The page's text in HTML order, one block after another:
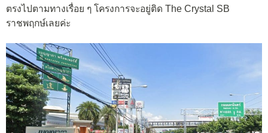
ตรงไปตามทางเรื่อย ๆ โครงการจะอยู่ติด The Crystal SB
ราชพฤกษ์เลยค่ะ